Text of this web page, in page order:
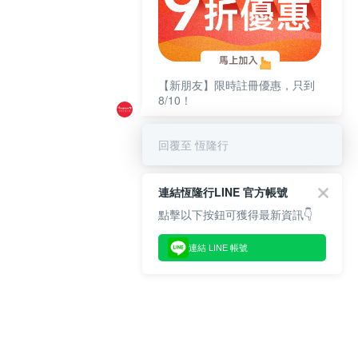
【新朋友】限時註冊優惠，只到
8/10！
回覆至 恆隆行
連結恆隆行LINE 官方帳號
點擊以下按鈕可獲得最新資訊👇
連結 LINE 帳號